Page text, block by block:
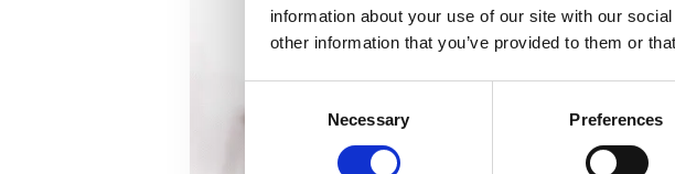
information about your use of our site with our
other information that you’ve provided to them or
Necessary Preferences